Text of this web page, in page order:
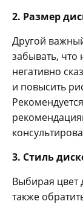
2. Размер
Другой
забывать,
негативно
и повысить
3. Стиль
Выбирая цвет
также